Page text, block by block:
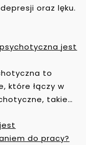
oraz lęku.
jest
to
które łączy w
takie…
do pracy?